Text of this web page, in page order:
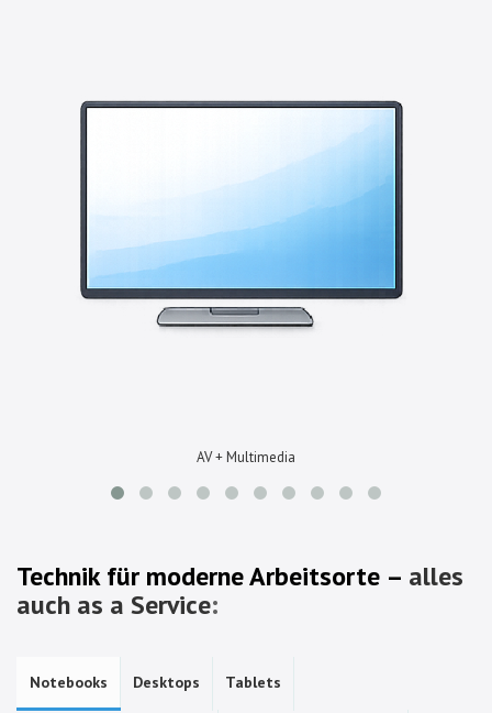
AV + Multimedia
Technik für moderne Arbeitsorte – alles
auch as a Service:
Notebooks Desktops Tablets